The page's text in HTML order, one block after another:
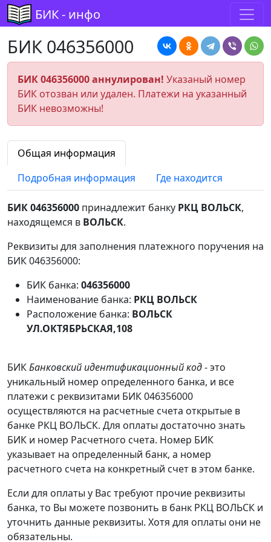
БИК - инфо
БИК 046356000
БИК 046356000 аннулирован! Указаный номер
БИК отозван или удален. Платежи на указанный
БИК невозможны!
Общая информация
Подробная информация
Где находится
БИК 046356000 принадлежит банку РКЦ ВОЛЬСК,
находящемся в ВОЛЬСК.
Реквизиты для заполнения платежного поручения на
БИК 046356000:
БИК банка: 046356000
Наименование банка: РКЦ ВОЛЬСК
Расположение банка: ВОЛЬСК
УЛ.ОКТЯБРЬСКАЯ,108
БИКБанковский идентификационный код- это
уникальный номер определенного банка, и все
платежи с реквизитами БИК 046356000
осуществляются на расчетные счета открытые в
банке РКЦ ВОЛЬСК. Для оплаты достаточно знать
БИК и номер Расчетного счета. Номер БИК
указывает на определенный банк, а номер
расчетного счета на конкретный счет в этом банке.
Если для оплаты у Вас требуют прочие реквизиты
банка, то Вы можете позвонить в банк РКЦ ВОЛЬСК и
уточнить данные реквизиты. Хотя для оплаты они не
обязательны.